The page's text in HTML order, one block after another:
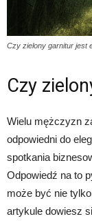
Czy zielony garnitur jest
Czy
Wielu mężczyzn
odpowiedni do
spotkania
Odpowiedź na to
może być nie
artykule dowiesz